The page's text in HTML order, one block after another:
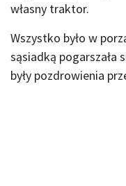
własny traktor.
Wszystko było w
sąsiadką pogarszała
były pozdrowienia